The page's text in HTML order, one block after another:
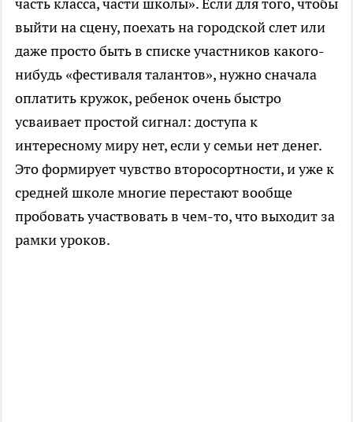
часть класса, части школы». Если для того, чтобы
выйти на сцену, поехать на городской слет или
даже просто быть в списке участников какого-
нибудь «фестиваля талантов», нужно сначала
оплатить кружок, ребенок очень быстро
усваивает простой сигнал: доступа к
интересному миру нет, если у семьи нет денег.
Это формирует чувство второсортности, и уже к
средней школе многие перестают вообще
пробовать участвовать в чем-то, что выходит за
рамки уроков.